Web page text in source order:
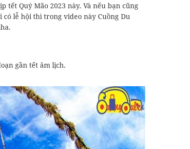
tết Quý Mão 2023 này. Và nếu bạn cũng
lễ hội thì trong video này Cuồng Du
gần tết âm lịch.